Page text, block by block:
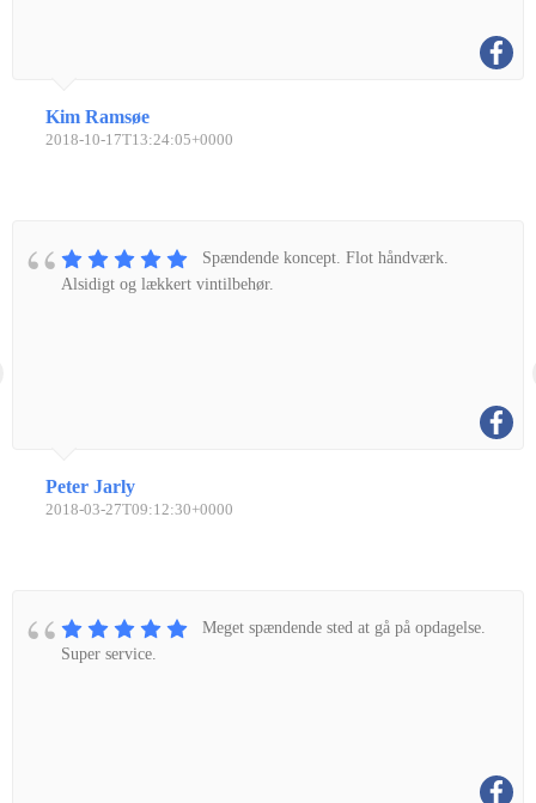
Kim Ramsøe
2018-10-17T13:24:05+0000
Spændende koncept. Flot håndværk.
Alsidigt og lækkert vintilbehør.
Peter Jarly
2018-03-27T09:12:30+0000
Meget spændende sted at gå på opdagelse.
Super service.